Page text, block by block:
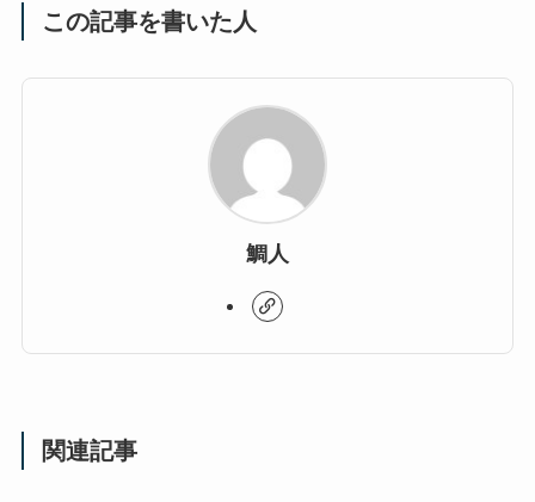
この記事を書いた人
鯛人
関連記事